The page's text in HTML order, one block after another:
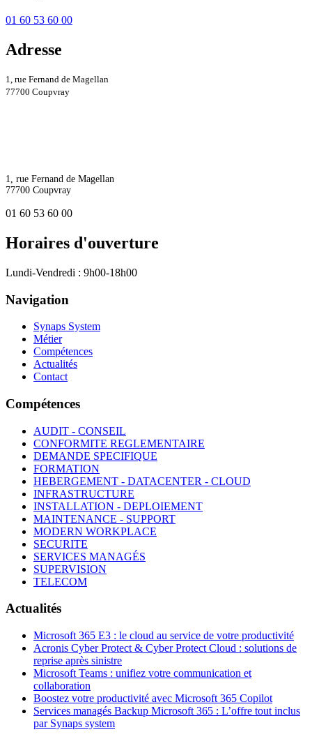
01 60 53 60 00
Adresse
1, rue Fernand de Magellan
77700 Coupvray
1, rue Fernand de Magellan
77700 Coupvray
01 60 53 60 00
Horaires d'ouverture
Lundi-Vendredi : 9h00-18h00
Navigation
Synaps System
Métier
Compétences
Actualités
Contact
Compétences
AUDIT - CONSEIL
CONFORMITE REGLEMENTAIRE
DEMANDE SPECIFIQUE
FORMATION
HEBERGEMENT - DATACENTER - CLOUD
INFRASTRUCTURE
INSTALLATION - DEPLOIEMENT
MAINTENANCE - SUPPORT
MODERN WORKPLACE
SECURITE
SERVICES MANAGÉS
SUPERVISION
TELECOM
Actualités
Microsoft 365 E3 : le cloud au service de votre productivité
Acronis Cyber Protect & Cyber Protect Cloud : solutions de
reprise après sinistre
Microsoft Teams : unifiez votre communication et
collaboration
Boostez votre productivité avec Microsoft 365 Copilot
Services managés Backup Microsoft 365 : L’offre tout inclus
par Synaps system